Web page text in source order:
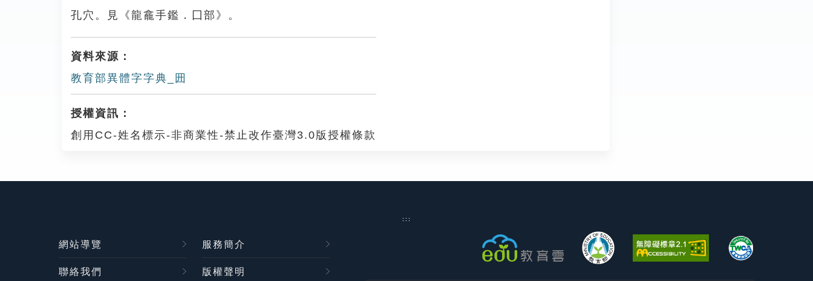
孔穴。見《龍龕手鑑．囗部》。
資料來源：
教育部異體字字典_㘟
授權資訊：
創用CC-姓名標示-非商業性-禁止改作臺灣3.0版授權條款
:::
網站導覽 服務簡介
聯絡我們 版權聲明